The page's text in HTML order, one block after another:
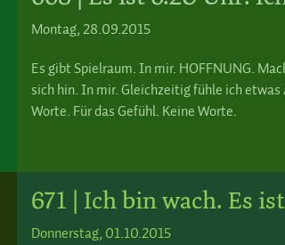
Montag, 28.09.2015
Es gibt Spielraum. In mir. HOFFNUNG.
sich hin. In mir. Gleichzeitig fühle ich etwas
Worte. Für das Gefühl. Keine Worte.
671 | Ich bin wach. Es
Donnerstag, 01.10.2015